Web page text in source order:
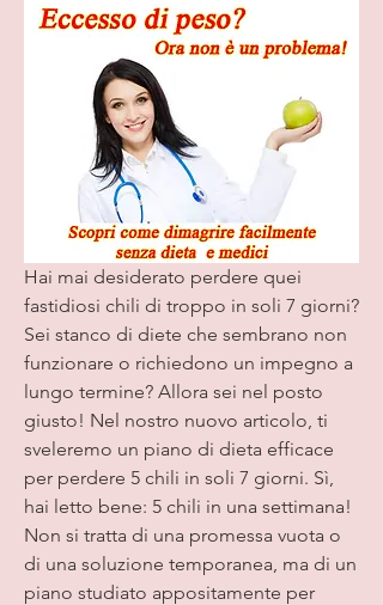
Hai mai desiderato perdere quei
fastidiosi chili di troppo in soli 7 giorni?
Sei stanco di diete che sembrano non
funzionare o richiedono un impegno a
lungo termine? Allora sei nel posto
giusto! Nel nostro nuovo articolo, ti
sveleremo un piano di dieta efficace
per perdere 5 chili in soli 7 giorni. Sì,
hai letto bene: 5 chili in una settimana!
Non si tratta di una promessa vuota o
di una soluzione temporanea, ma di un
piano studiato appositamente per